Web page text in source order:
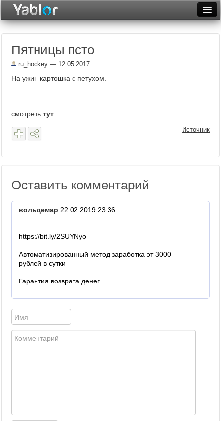
Пятницы псто
ru_hockey — 12.05.2017
На ужин картошка с петухом.
смотреть тут
Источник
Оставить комментарий
вольдемар 22.02.2019 23:36
https://bit.ly/2SUYNyo
Автоматизированный метод заработка от 3000
рублей в сутки
Гарантия возврата денег.